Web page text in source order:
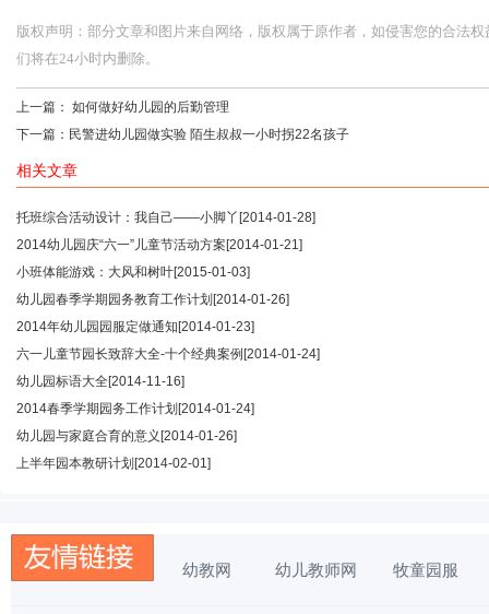
版权声明：部分文章和图片来自网络，版权属于原作者，如侵害您的合法
们将在24小时内删除。
上一篇： 如何做好幼儿园的后勤管理
下一篇： 民警进幼儿园做实验 陌生叔叔一小时拐22名孩子
相关文章
托班综合活动设计：我自己——小脚丫 [2014-01-28]
2014幼儿园庆“六一”儿童节活动方案 [2014-01-21]
小班体能游戏：大风和树叶[2015-01-03]
幼儿园春季学期园务教育工作计划 [2014-01-26]
2014年幼儿园园服定做通知 [2014-01-23]
六一儿童节园长致辞大全-十个经典案例 [2014-01-24]
幼儿园标语大全[2014-11-16]
2014春季学期园务工作计划 [2014-01-24]
幼儿园与家庭合育的意义 [2014-01-26]
上半年园本教研计划 [2014-02-01]
幼教网 幼儿教师网 牧童园服